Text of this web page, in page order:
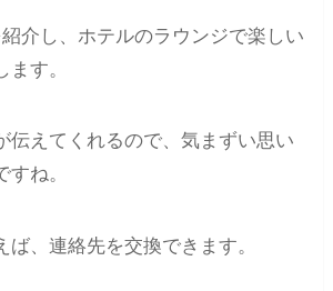
介し、ホテルのラウンジで楽しい
す。
伝えてくれるので、気まずい思い
ね。
ば、連絡先を交換できます。